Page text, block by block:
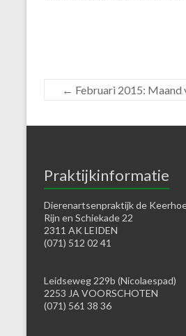
← Februari 2015: Maand
Praktijkinformatie
Dierenartsenpraktijk de
Rijn en Schiekade 22
2311 AK LEIDEN
(071) 512 02 41
Leidseweg 229b (Nicolaespad)
2253 JA VOORSCHOTEN
(071) 561 38 36